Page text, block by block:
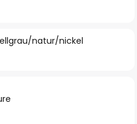
natur/nickel